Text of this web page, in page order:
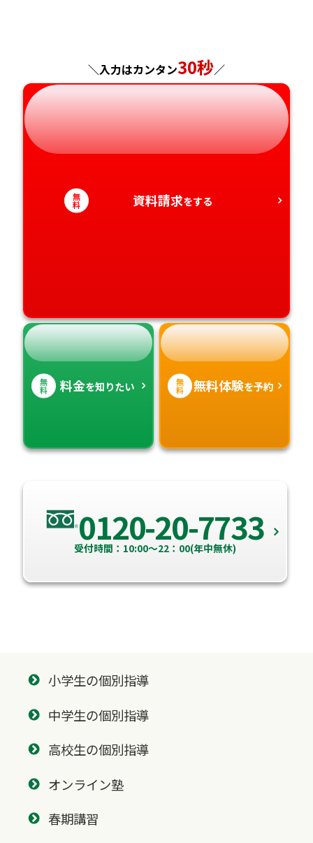
岐阜県
静岡県
奈良県
和歌山県
山口県
徳島県
愛媛県
熊本県
大分県
鹿児島県
＼入力はカンタン30秒／
無
料 資料請求をする
無
料 料金を知りたい 無
料 無料体験を予約
0120-20-7733
受付時間：10:00～22：00(年中無休)
小学生の個別指導
中学生の個別指導
高校生の個別指導
オンライン塾
春期講習